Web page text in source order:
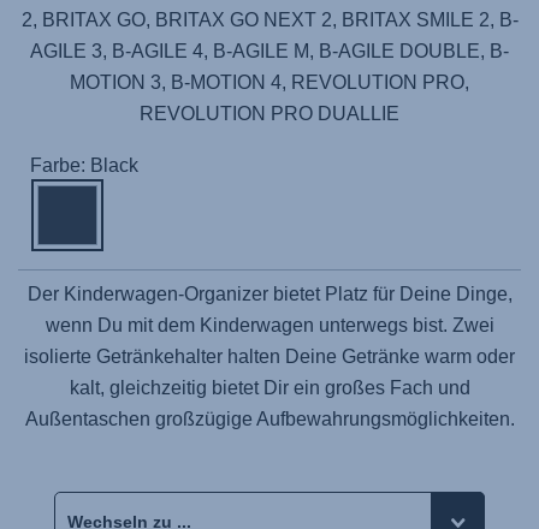
2, BRITAX GO, BRITAX GO NEXT 2, BRITAX SMILE 2, B-
AGILE 3, B-AGILE 4, B-AGILE M, B-AGILE DOUBLE, B-
MOTION 3, B-MOTION 4, REVOLUTION PRO,
REVOLUTION PRO DUALLIE
Farbe: Black
Der Kinderwagen-Organizer bietet Platz für Deine Dinge,
wenn Du mit dem Kinderwagen unterwegs bist. Zwei
isolierte Getränkehalter halten Deine Getränke warm oder
kalt, gleichzeitig bietet Dir ein großes Fach und
Außentaschen großzügige Aufbewahrungsmöglichkeiten.